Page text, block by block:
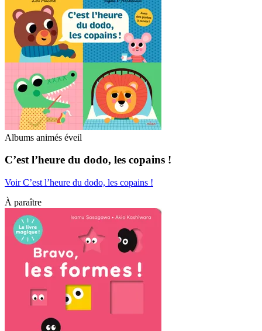
Albums animés éveil
C’est l’heure du dodo, les copains !
Voir C’est l’heure du dodo, les copains !
À paraître